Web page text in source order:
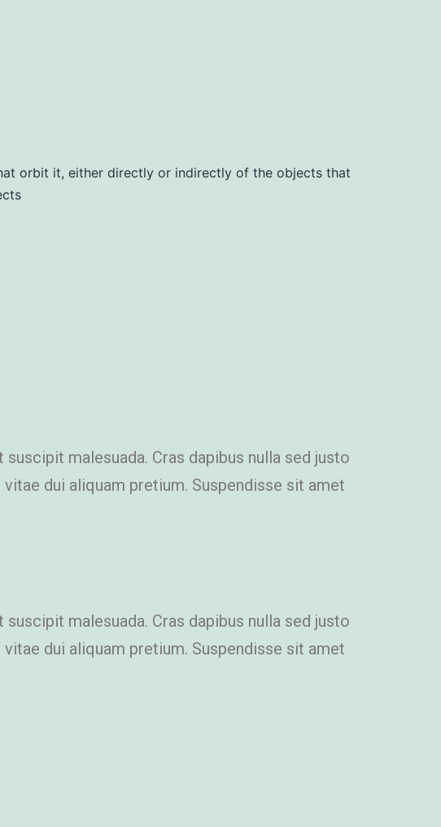
orbit it, either directly or indirectly of the objects that
malesuada. Cras dapibus nulla sed justo
dui aliquam pretium. Suspendisse sit amet
malesuada. Cras dapibus nulla sed justo
dui aliquam pretium. Suspendisse sit amet